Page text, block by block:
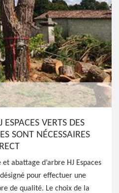
ESPACES VERTS DES
SONT NÉCESSAIRES
abattage d’arbre HJ Espaces
pour effectuer une
de qualité. Le choix de la